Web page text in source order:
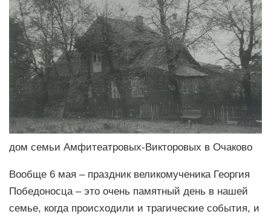
дом семьи Амфитеатровых-Викторовых в Очаково
Вообще 6 мая – праздник великомученика Георгия
Победоносца – это очень памятный день в нашей
семье, когда происходили и трагические события, и